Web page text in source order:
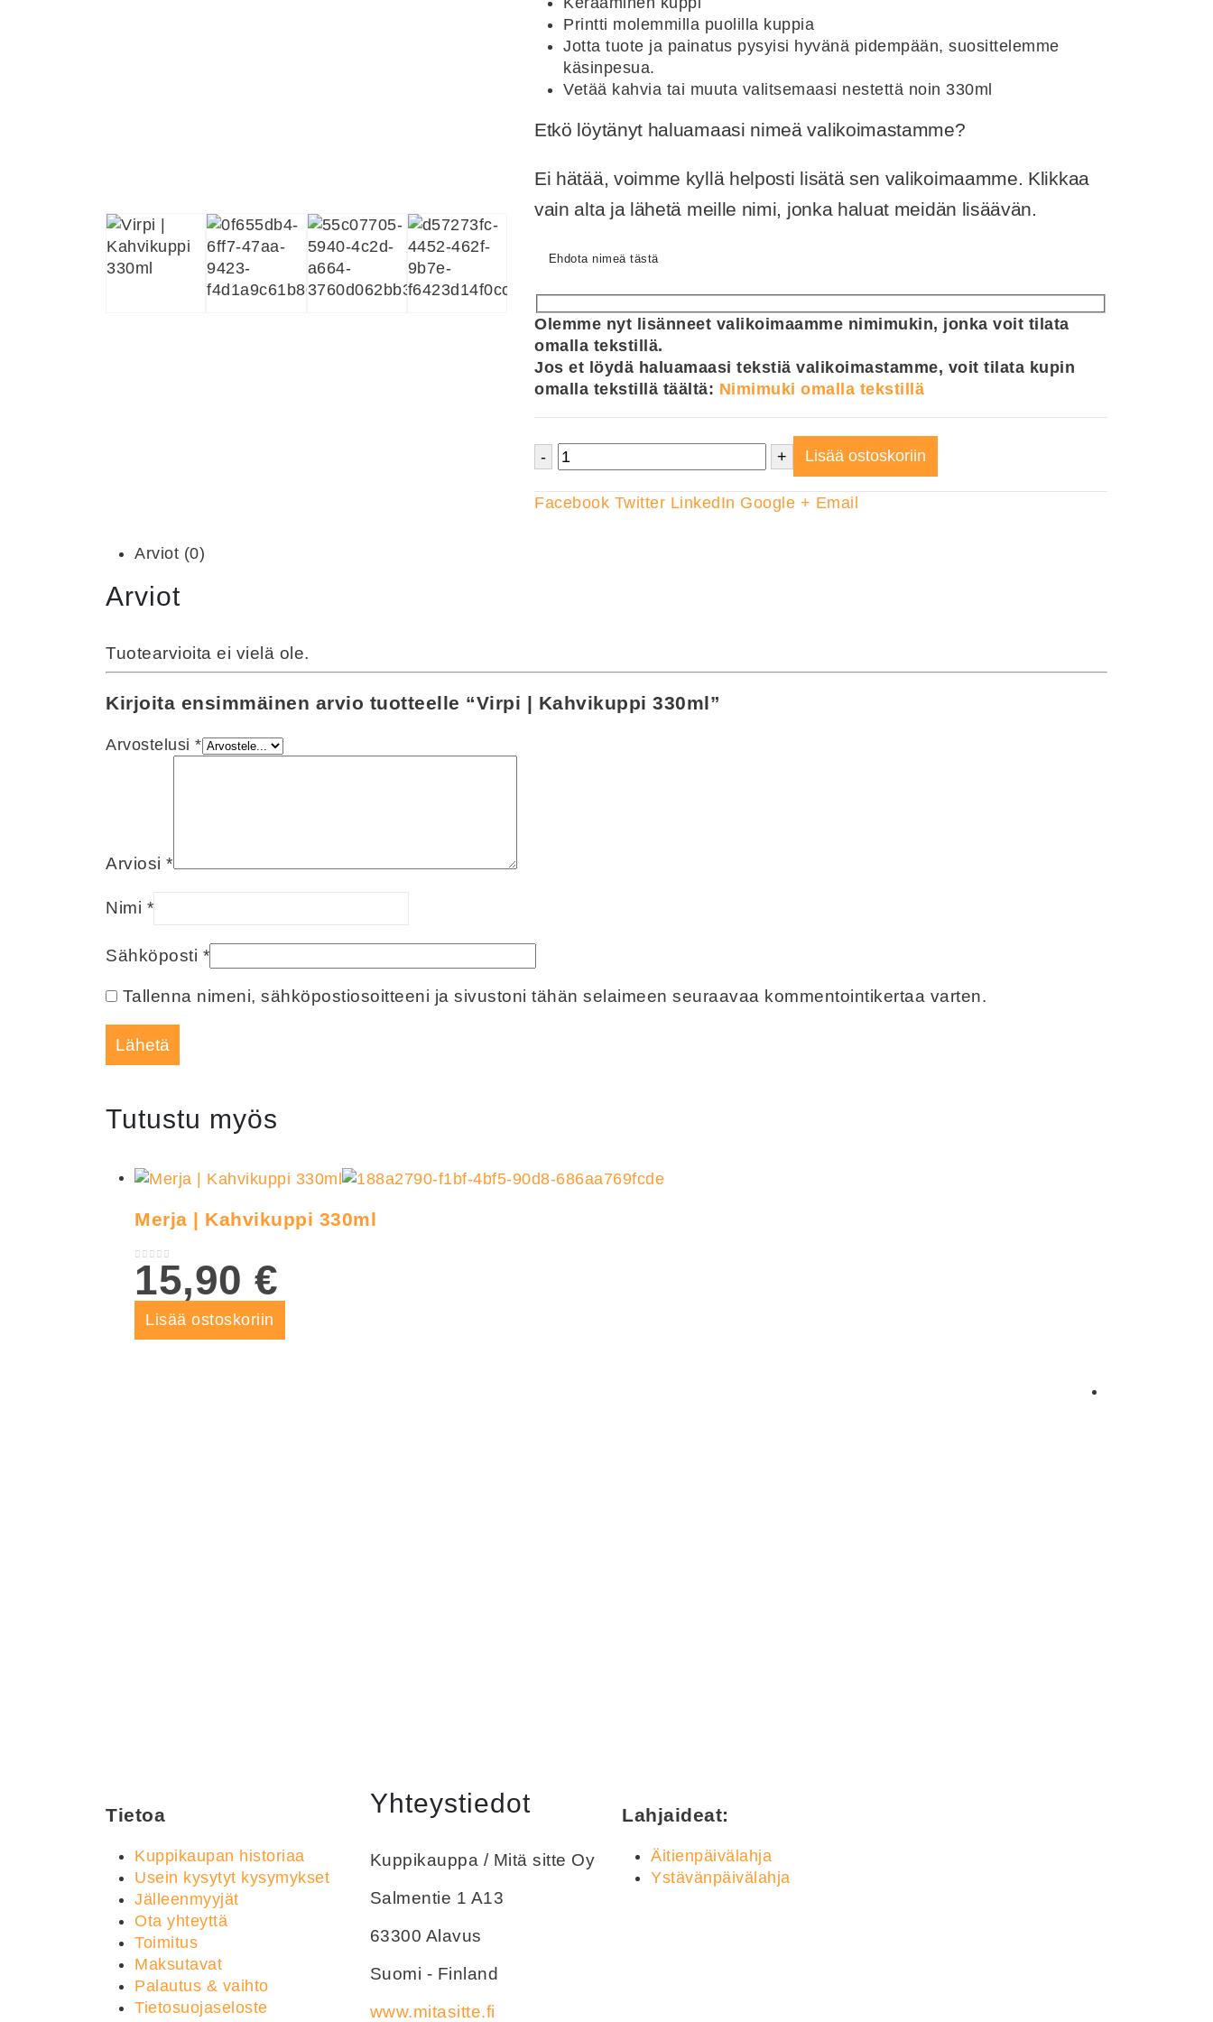
Printti molemmilla puolilla kuppia
Jotta tuote ja painatus pysyisi hyvänä pidempään, suosittelemme
käsinpesua.
Vetää kahvia tai muuta valitsemaasi nestettä noin 330ml
Etkö löytänyt haluamaasi nimeä valikoimastamme?
Ei hätää, voimme kyllä helposti lisätä sen valikoimaamme. Klikkaa
vain alta ja lähetä meille nimi, jonka haluat meidän lisäävän.
Ehdota nimeä tästä
Olemme nyt lisänneet valikoimaamme nimimukin, jonka voit tilata
omalla tekstillä.
Jos et löydä haluamaasi tekstiä valikoimastamme, voit tilata kupin
omalla tekstillä täältä: Nimimuki omalla tekstillä
- + Lisää ostoskoriin
Facebook Twitter LinkedIn Google + Email
Arviot (0)
Arviot
Tuotearvioita ei vielä ole.
Kirjoita ensimmäinen arvio tuotteelle “Virpi | Kahvikuppi 330ml”
Arvostelusi *
Arviosi *
Nimi *
Sähköposti *
Tallenna nimeni, sähköpostiosoitteeni ja sivustoni tähän selaimeen seuraavaa kommentointikertaa varten.
Tutustu myös
Merja | Kahvikuppi 330ml
0out of 5
15,90 €
Lisää ostoskoriin
Tietoa
Kuppikaupan historiaa
Usein kysytyt kysymykset
Jälleenmyyjät
Ota yhteyttä
Toimitus
Maksutavat
Palautus & vaihto
Tietosuojaseloste
Yhteystiedot
Kuppikauppa / Mitä sitte Oy
Salmentie 1 A13
63300 Alavus
Suomi - Finland
www.mitasitte.fi
Lahjaideat:
Äitienpäivälahja
Ystävänpäivälahja